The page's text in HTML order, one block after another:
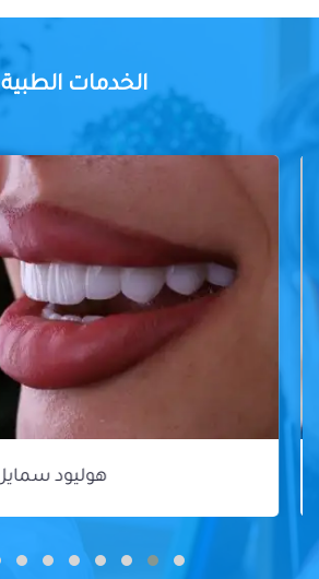
الخدمات الطبية
هوليود سمايل